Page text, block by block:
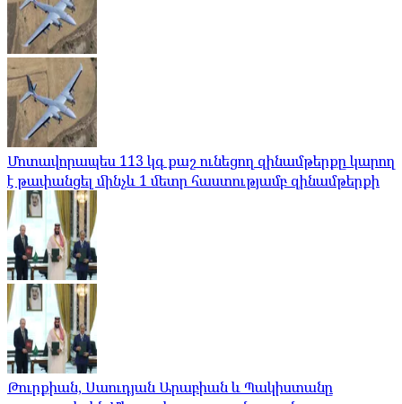
Մոտավորապես 113 կգ քաշ ունեցող զինամթերքը կարող
է թափանցել մինչև 1 մետր հաստությամբ զինամթերքի
Թուրքիան, Սաուդյան Արաբիան և Պակիստանը